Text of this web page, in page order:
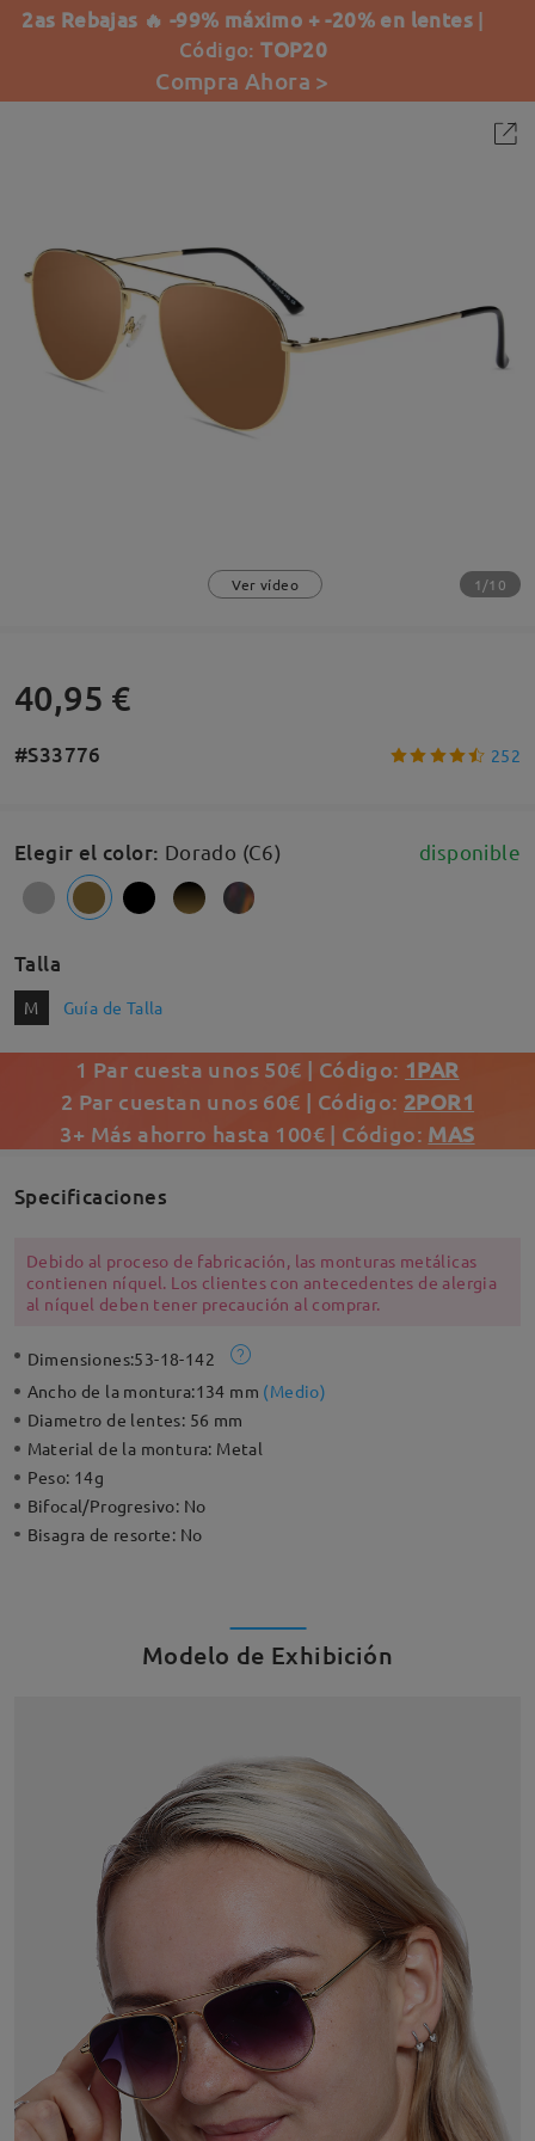
2as Rebajas 🔥 -99% máximo + -20% en lentes |
Código:TOP20
Compra Ahora >
Ver vídeo 1/10
40,95 €
#S33776 252
Elegir el color: Dorado (C6) disponible
Talla
M Guía de Talla
1 Par cuesta unos 50€ | Código: 1PAR
2 Par cuestan unos 60€ | Código: 2POR1
3+ Más ahorro hasta 100€ | Código: MAS
Specificaciones
Debido al proceso de fabricación, las monturas metálicas
contienen níquel. Los clientes con antecedentes de alergia
al níquel deben tener precaución al comprar.
Dimensiones:53-18-142
Ancho de la montura:134 mm (Medio)
Diametro de lentes: 56 mm
Material de la montura: Metal
Peso: 14g
Bifocal/Progresivo: No
Bisagra de resorte: No
Modelo de Exhibición